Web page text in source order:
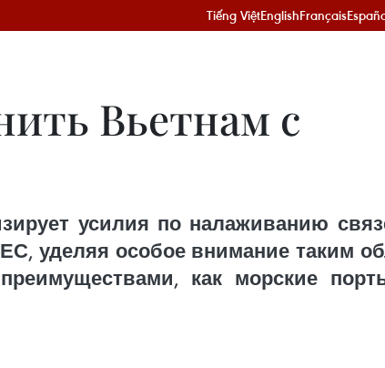
Tiếng ViệtEnglishFrançais
Вьетнам с
усилия по налаживанию
уделяя особое внимание таким
как морские